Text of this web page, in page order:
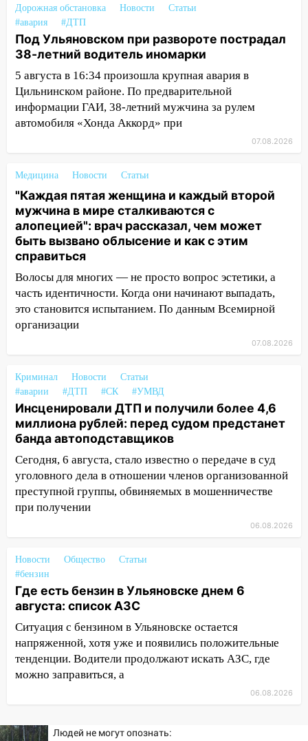
пешеходных переходах
14:40 На проспекте Гая в Ульяновске
запретили остановку автомобилей на
50-метровом участке
14:22 В Новом городе 8 августа пройдет
большой фестиваль «Наше время» с
мотофристайлом и концертом
погоды в Ульяновской области на
выходные 8-9 августа
13:30
В Ульяновске транспортные
полицейские проведут акцию «Час
пассажира»
13:20 В Ульяновске за один день
обокрали женщину на пляже и
подростка в сквере
13:01 В Димитровграде мужчина
выбросил из машины страйкбольную
12:34
На Ульяновскую область
надвигается сильнейшая непогода: град
и шквал до 27 м/с
12:31 Ульяновец хотел купить иномарку
из Европы и потерял 760 тысяч рублей
12:20 В Чердаклинском районе
столкнулись «Лада» и Chevrolet:
пострадал 14-летний подросток
августа: список АЗС
11:50
случайно задушил его: суд вынес
приговор
11:38
В Ленинском районе пожар
полностью уничтожил дачный дом и
сарай
В Госдуме предложили отменить
11:25
В Ульяновске ИИ будет выявлять
Дорожная обстановка Новости
Статьи
#авария
#ДТП
Под Ульяновском при развороте пострадал
38-летний водитель иномарки
5 августа в 16:34 произошла крупная авария в
Цильнинском районе. По предварительной
информации ГАИ, 38-летний мужчина за рулем
автомобиля «Хонда Аккорд» при
07.08.2026
Медицина Новости Статьи
"Каждая пятая женщина и каждый второй
мужчина в мире сталкиваются с
алопецией": врач рассказал, чем может
быть вызвано облысение и как с этим
справиться
Волосы для многих — не просто вопрос эстетики, а
часть идентичности. Когда они начинают выпадать,
это становится испытанием. По данным Всемирной
организации
07.08.2026
Криминал Новости
Статьи
#аварии
#ДТП #СК #УМВД
Инсценировали ДТП и получили более 4,6
миллиона рублей: перед судом предстанет
банда автоподставщиков
Сегодня, 6 августа, стало известно о передаче в суд
уголовного дела в отношении членов организованной
преступной группы, обвиняемых в мошенничестве
при получении
06.08.2026
Новости Общество
Статьи
#бензин
Где есть бензин в Ульяновске днем 6
августа: список АЗС
Ситуация с бензином в Ульяновске остается
напряженной, хотя уже и появились положительные
тенденции. Водители продолжают искать АЗС, где
можно заправиться, а
06.08.2026
Людей не могут опознать: